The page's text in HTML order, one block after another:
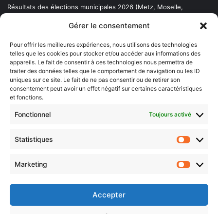
Gérer le consentement
Pour offrir les meilleures expériences, nous utilisons des technologies
telles que les cookies pour stocker et/ou accéder aux informations des
appareils. Le fait de consentir à ces technologies nous permettra de
traiter des données telles que le comportement de navigation ou les ID
uniques sur ce site. Le fait de ne pas consentir ou de retirer son
consentement peut avoir un effet négatif sur certaines caractéristiques
et fonctions.
Fonctionnel Toujours activé
Statistiques
Marketing
Accepter
Résultats des élections municipales 2026 (Metz, Moselle,
Newsletter gratuite
Choisissez : matin, soir ou hebdo ?
votre